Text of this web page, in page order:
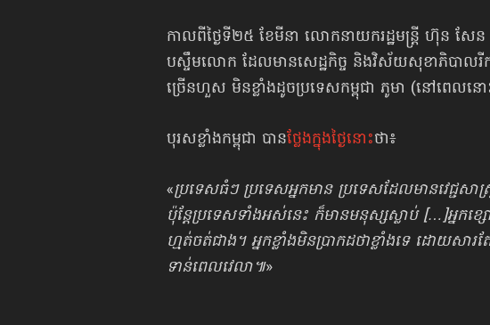
កាលពីថ្ងៃទី២៥ ខែមីនា លោកនាយករដ្ឋមន្ត្រី ហ៊ុន សែ
បស្ចឹមលោក ដែលមានសេដ្ឋកិច្ច និងវិស័យសុខាភិបាលរីក
ច្រើនហួស មិនខ្លាំងដូចប្រទេសកម្ពុជា ភូមា (នៅពេលនោ
បុរសខ្លាំងកម្ពុជា បានថ្លែងក្នុងថ្ងៃនោះថា៖
«ប្រទេសធំៗ ប្រទេសអ្នកមាន ប្រទេសដែលមានវេជ្ជសា
ប៉ុន្តែប្រទេសទាំងអស់នេះ ក៏មានមនុស្សស្លាប់ […]អ្នកខ្
ហ្មត់ចត់ជាង។ អ្នកខ្លាំងមិនប្រាកដថាខ្លាំងទេ ដោយស
ទាន់ពេលវេលា៕»